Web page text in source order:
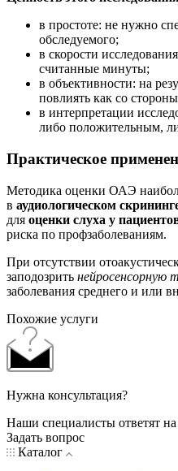
в простоте: не нужно
обследуемого;
в скорости
считанные минуты;
в объективности: на
повлиять как со
в интерпретации
либо положительным,
Практическое
Методика оценки ОАЭ
в аудиологическом
для оценки слуха у
риска по профзаболеваниям.
При отсутствии
заподозрить нейросенсорную
заболевания среднего и или
Похожие услуги
Нужна консультация?
Наши специалисты ответят
Задать вопрос
Каталог